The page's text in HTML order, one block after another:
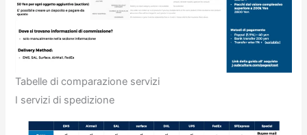
Tabelle di comparazione servizi
I servizi di spedizione